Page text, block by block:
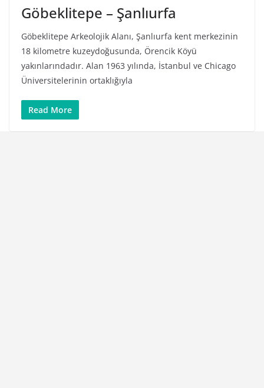
Göbeklitepe – Şanlıurfa
Göbeklitepe Arkeolojik Alanı, Şanlıurfa kent merkezinin
18 kilometre kuzeydoğusunda, Örencik Köyü
yakınlarındadır. Alan 1963 yılında, İstanbul ve Chicago
Üniversitelerinin ortaklığıyla
Read More